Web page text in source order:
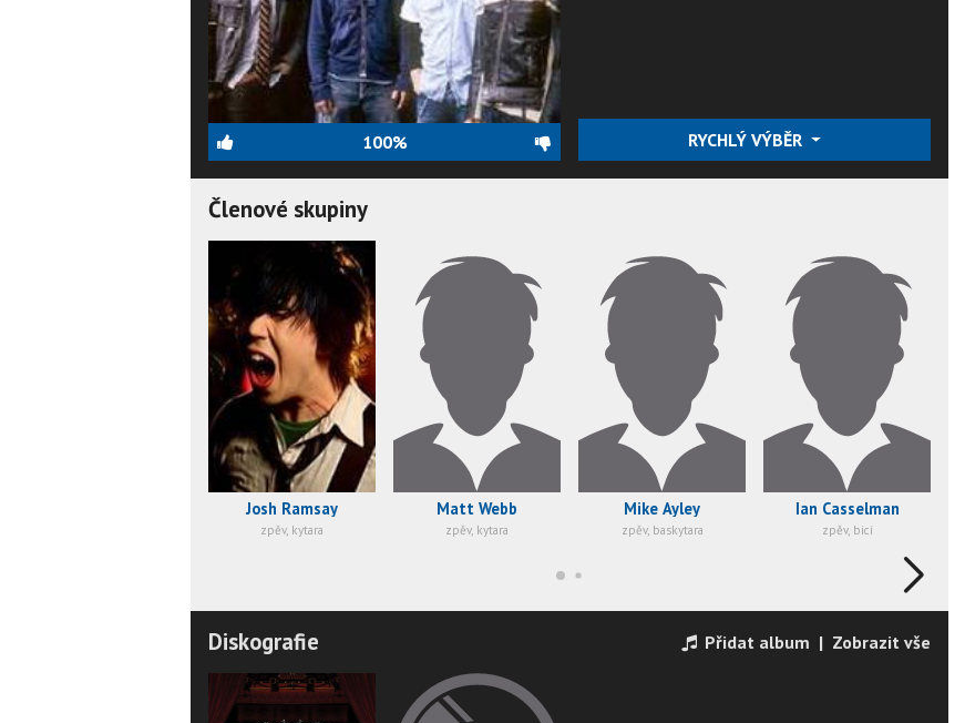
100% RYCHLÝ VÝBĚR
Členové skupiny
Josh Ramsay
zpěv, kytara
Matt Webb
zpěv, kytara
Mike Ayley
zpěv, baskytara
Ian Casselman
zpěv, bicí
Diskografie Přidat album | Zobrazit vše